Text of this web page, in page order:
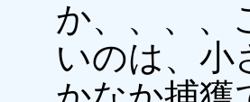
か、、、、
いのは、小